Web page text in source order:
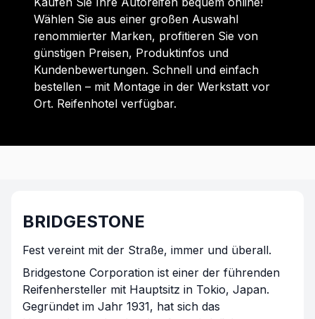
Wählen Sie aus einer großen Auswahl
renommierter Marken, profitieren Sie von
günstigen Preisen, Produktinfos und
Kundenbewertungen. Schnell und einfach
bestellen – mit Montage in der Werkstatt vor
Ort. Reifenhotel verfügbar.
BRIDGESTONE
Fest vereint mit der Straße, immer und überall.
Bridgestone Corporation ist einer der führenden
Reifenhersteller mit Hauptsitz in Tokio, Japan.
Gegründet im Jahr 1931, hat sich das